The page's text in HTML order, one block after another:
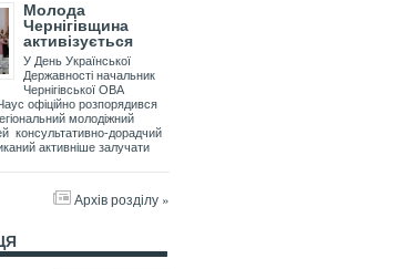
Молода
Чернігівщина
активізується
У День Української
Державності начальник
Чернігівської ОВА
офіційно розпорядився
молодіжний
консультативно-дорадчий
активніше залучати
Архів розділу »